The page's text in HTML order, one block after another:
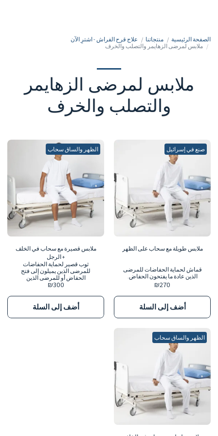
الصفحة الرئيسية منتجاتنا
علاج قرح الفراش - اشترِ الآن
ملابس لمرضى الزهايمر والتصلب والخرف
ملابس لمرضى الزهايمر
والتصلب والخرف
صنع في إسرائيل
ملابس طويلة مع سحاب على الظهر
قماش لحماية الحفاضات للمرضى
الذين عادة ما يفتحون الحفاض.
₪270
أضف إلى السلة
الظهر والساق سحاب
ملابس قصيرة مع سحاب في الخلف
+ الرجل
ثوب قصير لحماية الحفاضات
للمرضى الذين يميلون إلى فتح
الحفاض أو للمرضى الذين
يتعرضون لإصابات.
₪300
أضف إلى السلة
الظهر والساق سحاب